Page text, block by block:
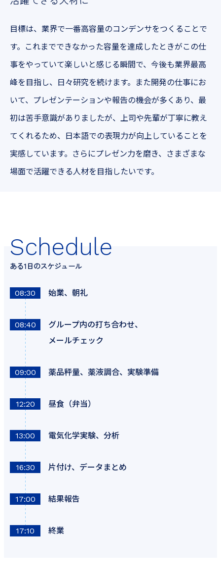
目標は、業界で一番高容量のコンデンサをつくることで
す。これまでできなかった容量を達成したときがこの仕
事をやっていて楽しいと感じる瞬間で、今後も業界最高
峰を目指し、日々研究を続けます。また開発の仕事にお
いて、プレゼンテーションや報告の機会が多くあり、最
初は苦手意識がありましたが、上司や先輩が丁寧に教え
てくれるため、日本語での表現力が向上していることを
実感しています。さらにプレゼン力を磨き、さまざまな
場面で活躍できる人材を目指したいです。
Schedule
ある1日のスケジュール
08:30 始業、朝礼
08:40
グループ内の打ち合わせ、
メールチェック
09:00 薬品秤量、薬液調合、実験準備
12:20 昼食（弁当）
13:00 電気化学実験、分析
16:30 片付け、データまとめ
17:00 結果報告
17:10 終業